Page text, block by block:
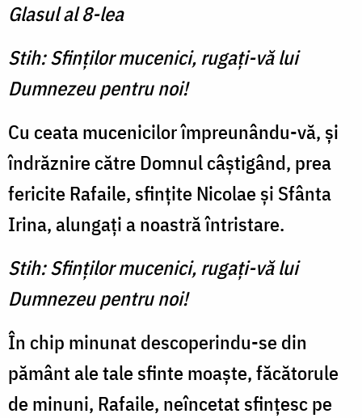
Glasul al 8-lea
Stih: Sfinților mucenici, rugați-vă lui
Dumnezeu pentru noi!
Cu ceata mucenicilor împreunându-vă, și
îndrăznire către Domnul câștigând, prea
fericite Rafaile, sfințite Nicolae și Sfânta
Irina, alungați a noastră întristare.
Stih: Sfinților mucenici, rugați-vă lui
Dumnezeu pentru noi!
În chip minunat descoperindu-se din
pământ ale tale sfinte moaște, făcătorule
de minuni, Rafaile, neîncetat sfințesc pe